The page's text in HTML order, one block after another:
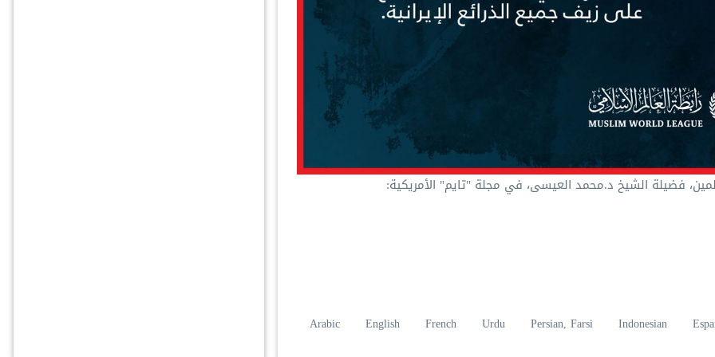
فضيلة الشيخ د.⁧‫محمد العيسى‬⁩‬⁩، في مجلة "تايم" الأمريكية:
Arabic English French Urdu Persian, Farsi Indonesian